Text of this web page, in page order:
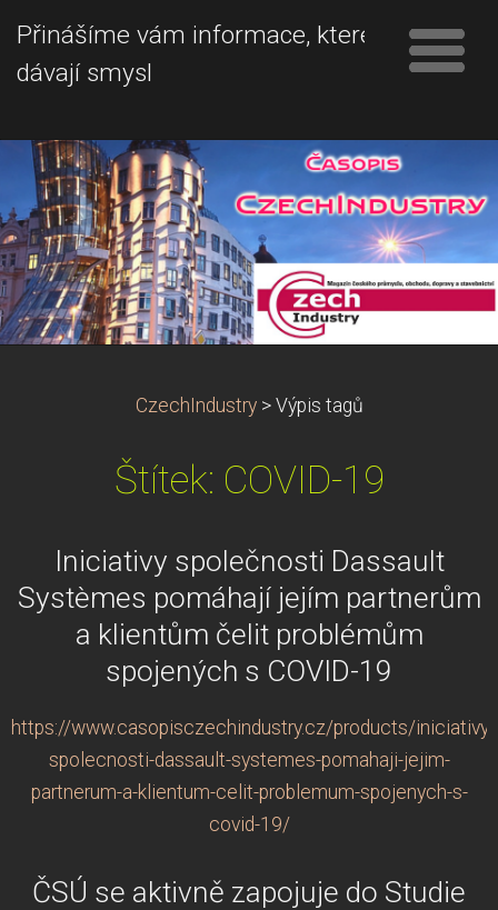
Přinášíme vám informace, které
dávají smysl
CzechIndustry > Výpis tagů
Štítek: COVID-19
Iniciativy společnosti Dassault
Systèmes pomáhají jejím partnerům
a klientům čelit problémům
spojených s COVID-19
https://www.casopisczechindustry.cz/products/iniciativy-
spolecnosti-dassault-systemes-pomahaji-jejim-
partnerum-a-klientum-celit-problemum-spojenych-s-
covid-19/
ČSÚ se aktivně zapojuje do Studie